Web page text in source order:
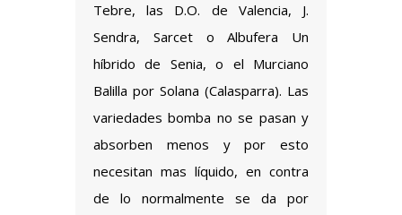
Tebre, las D.O. de Valencia, J.
Sendra, Sarcet o Albufera Un
híbrido de Senia, o el Murciano
Balilla por Solana (Calasparra). Las
variedades bomba no se pasan y
absorben menos y por esto
necesitan mas líquido, en contra
de lo normalmente se da por